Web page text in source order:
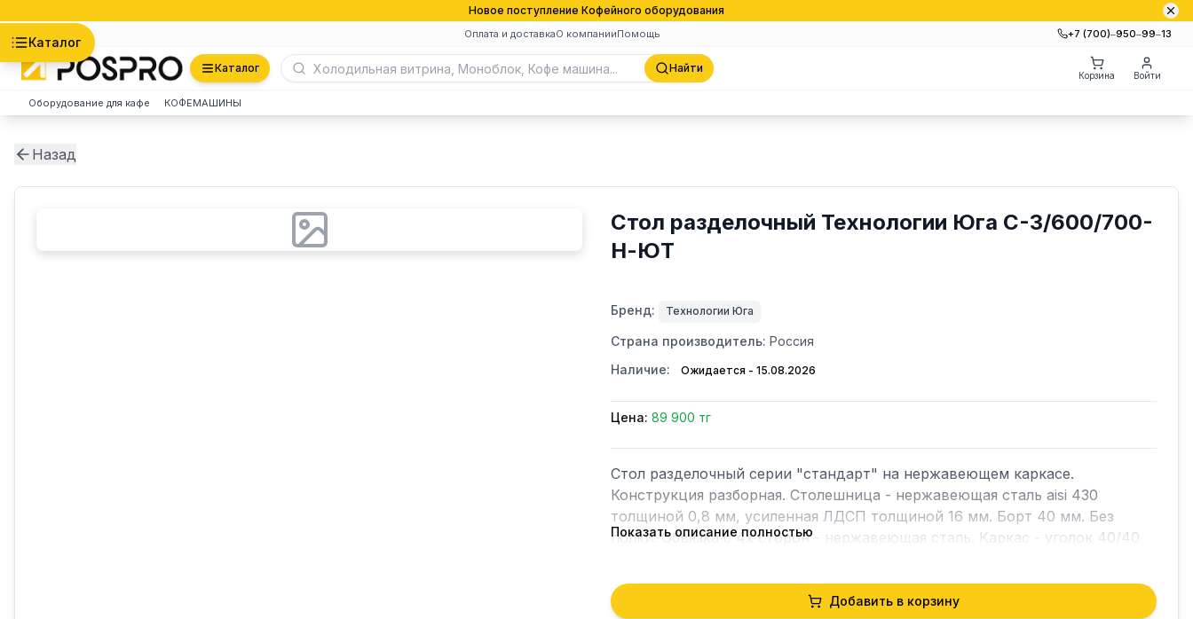
Новое поступление Кофейного оборудования
Оплата и доставкаО компанииПомощь +7 (700)‒950‒99‒13
Каталог
Каталог Найти
Корзина Войти
Оборудование для кафе КОФЕМАШИНЫ
Назад
Стол разделочный Технологии Юга С-3/600/700-
Н-ЮТ
Бренд: Технологии Юга
Страна производитель: Россия
Наличие:
Ожидается - 15.08.2026
Цена: 89 900 тг
Стол разделочный серии "стандарт" на нержавеющем каркасе.
Конструкция разборная. Столешница - нержавеющая сталь aisi 430
толщиной 0,8 мм, усиленная ЛДСП толщиной 16 мм. Борт 40 мм. Без
полки. Обвязка с 4х сторон - нержавеющая сталь. Каркас - уголок 40/40
Показать описание полностью
Добавить в корзину